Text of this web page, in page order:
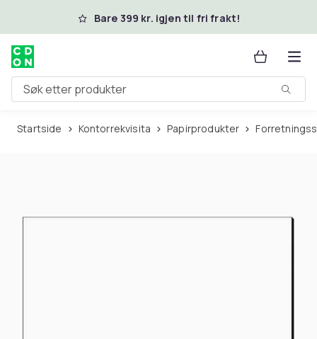
Hopp til hovedinnholdBare 399 kr. igjen til fri frakt!
Søk etter produkter
Startside Kontorrekvisita Papirprodukter